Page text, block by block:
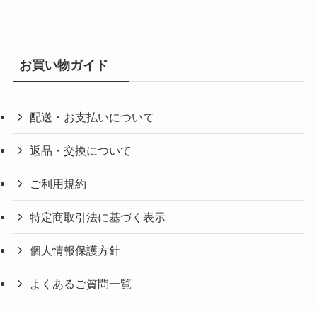
お買い物ガイド
配送・お支払いについて
返品・交換について
ご利用規約
特定商取引法に基づく表示
個人情報保護方針
よくあるご質問一覧